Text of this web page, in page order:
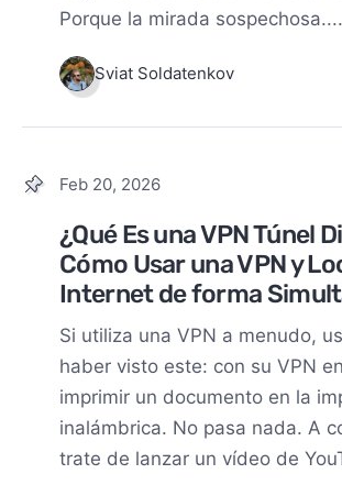
Porque la mirada sospechosa....
Sviat Soldatenkov
Feb 20, 2026
¿Qué Es una VPN Túnel
Cómo Usar una VPN y
Internet de forma
Si utiliza una VPN a menudo,
haber visto este: con su VPN
imprimir un documento en la
inalámbrica. No pasa nada. A
trate de lanzar un vídeo de